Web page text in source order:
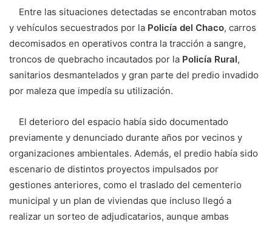
Entre las situaciones detectadas se encontraban motos
y vehículos secuestrados por la Policía del Chaco, carros
decomisados en operativos contra la tracción a sangre,
troncos de quebracho incautados por la Policía Rural,
sanitarios desmantelados y gran parte del predio invadido
por maleza que impedía su utilización.
El deterioro del espacio había sido documentado
previamente y denunciado durante años por vecinos y
organizaciones ambientales. Además, el predio había sido
escenario de distintos proyectos impulsados por
gestiones anteriores, como el traslado del cementerio
municipal y un plan de viviendas que incluso llegó a
realizar un sorteo de adjudicatarios, aunque ambas